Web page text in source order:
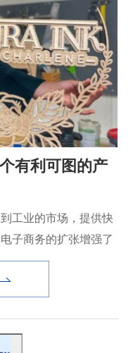
有利可图的产
工业的市场，提供快
子商务的扩张增强了